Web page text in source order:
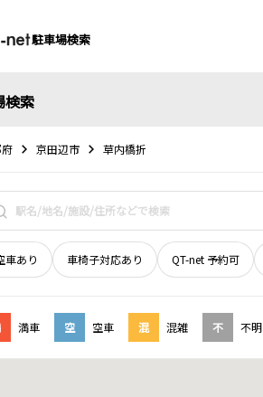
駐車場検索
検索
京田辺市 草内橋折
車あり 車椅子対応あり QT-net 予約可
満車 空 空車 混 混雑 不 不明